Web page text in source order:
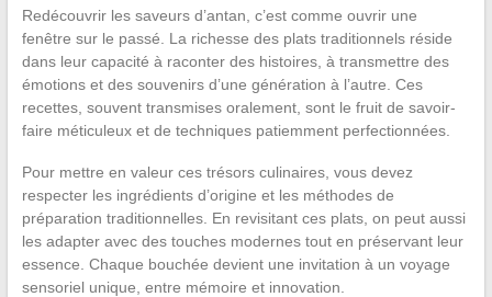
Redécouvrir les saveurs d’antan, c’est comme ouvrir une
fenêtre sur le passé. La richesse des plats traditionnels réside
dans leur capacité à raconter des histoires, à transmettre des
émotions et des souvenirs d’une génération à l’autre. Ces
recettes, souvent transmises oralement, sont le fruit de savoir-
faire méticuleux et de techniques patiemment perfectionnées.
Pour mettre en valeur ces trésors culinaires, vous devez
respecter les ingrédients d’origine et les méthodes de
préparation traditionnelles. En revisitant ces plats, on peut aussi
les adapter avec des touches modernes tout en préservant leur
essence. Chaque bouchée devient une invitation à un voyage
sensoriel unique, entre mémoire et innovation.